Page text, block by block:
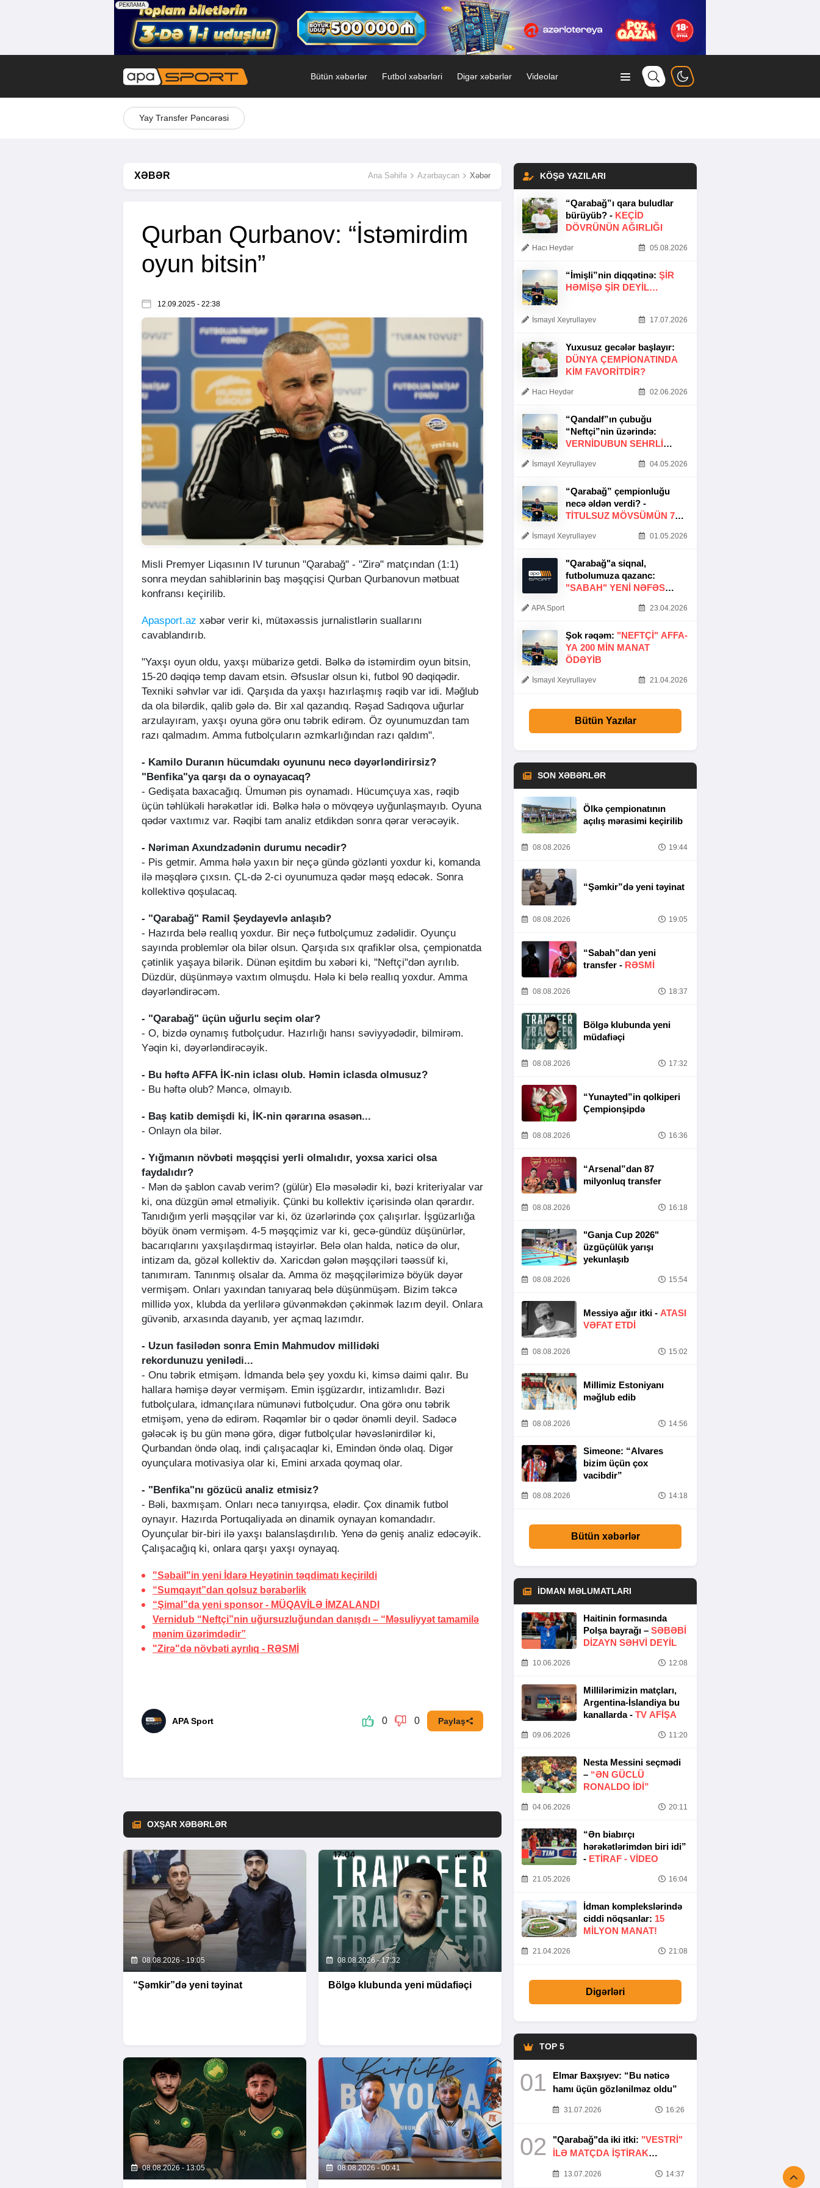
Bütün xəbərlər Futbol xəbərləri Digər xəbərlər Videolar
Yay Transfer Pəncərəsi
XƏBƏR Ana Səhifə Azərbaycan Xəbər
Qurban Qurbanov: “İstəmirdim
oyun bitsin”
12.09.2025 - 22:38
Misli Premyer Liqasının IV turunun "Qarabağ" - "Zirə" matçından (1:1)
sonra meydan sahiblərinin baş məşqçisi Qurban Qurbanovun mətbuat
konfransı keçirilib.
Apasport.az xəbər verir ki, mütəxəssis jurnalistlərin suallarını
cavablandırıb.
"Yaxşı oyun oldu, yaxşı mübarizə getdi. Bəlkə də istəmirdim oyun bitsin,
15-20 dəqiqə temp davam etsin. Əfsuslar olsun ki, futbol 90 dəqiqədir.
Texniki səhvlər var idi. Qarşıda da yaxşı hazırlaşmış rəqib var idi. Məğlub
da ola bilərdik, qalib gələ də. Bir xal qazandıq. Rəşad Sadıqova uğurlar
arzulayıram, yaxşı oyuna görə onu təbrik edirəm. Öz oyunumuzdan tam
razı qalmadım. Amma futbolçuların əzmkarlığından razı qaldım".
- Kamilo Duranın hücumdakı oyununu necə dəyərləndirirsiz?
"Benfika"ya qarşı da o oynayacaq?
- Gedişata baxacağıq. Ümumən pis oynamadı. Hücumçuya xas, rəqib
üçün təhlükəli hərəkətlər idi. Bəlkə hələ o mövqeyə uyğunlaşmayıb. Oyuna
qədər vaxtımız var. Rəqibi tam analiz etdikdən sonra qərar verəcəyik.
- Nəriman Axundzadənin durumu necədir?
- Pis getmir. Amma hələ yaxın bir neçə gündə gözlənti yoxdur ki, komanda
ilə məşqlərə çıxsın. ÇL-də 2-ci oyunumuza qədər məşq edəcək. Sonra
kollektivə qoşulacaq.
- "Qarabağ" Ramil Şeydayevlə anlaşıb?
- Hazırda belə reallıq yoxdur. Bir neçə futbolçumuz zədəlidir. Oyunçu
sayında problemlər ola bilər olsun. Qarşıda sıx qrafiklər olsa, çempionatda
çətinlik yaşaya bilərik. Dünən eşitdim bu xəbəri ki, "Neftçi"dən ayrılıb.
Düzdür, düşünməyə vaxtım olmuşdu. Hələ ki belə reallıq yoxdur. Amma
dəyərləndirəcəm.
- "Qarabağ" üçün uğurlu seçim olar?
- O, bizdə oynamış futbolçudur. Hazırlığı hansı səviyyədədir, bilmirəm.
Yəqin ki, dəyərləndirəcəyik.
- Bu həftə AFFA İK-nin iclası olub. Həmin iclasda olmusuz?
- Bu həftə olub? Məncə, olmayıb.
- Baş katib demişdi ki, İK-nin qərarına əsasən...
- Onlayn ola bilər.
- Yığmanın növbəti məşqçisi yerli olmalıdır, yoxsa xarici olsa
faydalıdır?
- Mən də şablon cavab verim? (gülür) Elə məsələdir ki, bəzi kriteriyalar var
ki, ona düzgün əməl etməliyik. Çünki bu kollektiv içərisində olan qərardır.
Tanıdığım yerli məşqçilər var ki, öz üzərlərində çox çalışırlar. İşgüzarlığa
böyük önəm vermişəm. 4-5 məşqçimiz var ki, gecə-gündüz düşünürlər,
bacarıqlarını yaxşılaşdırmaq istəyirlər. Belə olan halda, nəticə də olur,
intizam da, gözəl kollektiv də. Xaricdən gələn məşqçiləri təəssüf ki,
tanımıram. Tanınmış olsalar da. Amma öz məşqçilərimizə böyük dəyər
vermişəm. Onları yaxından tanıyaraq belə düşünmüşəm. Bizim təkcə
millidə yox, klubda da yerlilərə güvənməkdən çəkinmək lazım deyil. Onlara
güvənib, arxasında dayanıb, yer açmaq lazımdır.
- Uzun fasilədən sonra Emin Mahmudov millidəki
rekordunuzu yenilədi...
- Onu təbrik etmişəm. İdmanda belə şey yoxdu ki, kimsə daimi qalır. Bu
hallara həmişə dəyər vermişəm. Emin işgüzardır, intizamlıdır. Bəzi
futbolçulara, idmançılara nümunəvi futbolçudur. Ona görə onu təbrik
etmişəm, yenə də edirəm. Rəqəmlər bir o qədər önəmli deyil. Sadəcə
gələcək iş bu gün mənə görə, digər futbolçular həvəslənirdilər ki,
Qurbandan öndə olaq, indi çalışacaqlar ki, Emindən öndə olaq. Digər
oyunçulara motivasiya olar ki, Emini arxada qoymaq olar.
- "Benfika"nı gözücü analiz etmisiz?
- Bəli, baxmışam. Onları necə tanıyırqsa, elədir. Çox dinamik futbol
oynayır. Hazırda Portuqaliyada ən dinamik oynayan komandadır.
Oyunçular bir-biri ilə yaxşı balanslaşdırılıb. Yenə də geniş analiz edəcəyik.
Çalışacağıq ki, onlara qarşı yaxşı oynayaq.
"Səbail"in yeni İdarə Heyətinin təqdimatı keçirildi
“Sumqayıt”dan qolsuz bərabərlik
“Şimal”da yeni sponsor - MÜQAVİLƏ İMZALANDI
Vernidub “Neftçi”nin uğursuzluğundan danışdı – “Məsuliyyət tamamilə
mənim üzərimdədir”
"Zirə"də növbəti ayrılıq - RƏSMİ
APA Sport 0 0 Paylaş
OXŞAR XƏBƏRLƏR
08.08.2026 - 19:05
“Şəmkir”də yeni təyinat
08.08.2026 - 17:32
Bölgə klubunda yeni müdafiəçi
08.08.2026 - 13:05 08.08.2026 - 00:41
KÖŞƏ YAZILARI
“Qarabağ”ı qara buludlar
bürüyüb? - KEÇID
DÖVRÜNÜN AĞIRLIĞI
Hacı Heydər 05.08.2026
“İmişli”nin diqqətinə: ŞIR
HƏMIŞƏ ŞIR DEYIL…
İsmayıl Xeyrullayev 17.07.2026
Yuxusuz gecələr başlayır:
DÜNYA ÇEMPIONATINDA
KIM FAVORITDIR?
Hacı Heydər 02.06.2026
“Qandalf”ın çubuğu
“Neftçi”nin üzərində:
VERNİDUBUN SEHRLİ
İsmayıl Xeyrullayev 04.05.2026
“Qarabağ” çempionluğu
necə əldən verdi? -
TITULSUZ MÖVSÜMÜN 7
İsmayıl Xeyrullayev 01.05.2026
"Qarabağ"a siqnal,
futbolumuza qazanc:
"SABAH" YENI NƏFƏS
APA Sport 23.04.2026
Şok rəqəm: "NEFTÇI" AFFA-
YA 200 MIN MANAT
ÖDƏYIB
İsmayıl Xeyrullayev 21.04.2026
Bütün Yazılar
SON XƏBƏRLƏR
Ölkə çempionatının
açılış mərasimi keçirilib
08.08.2026 19:44
“Şəmkir”də yeni təyinat
08.08.2026 19:05
“Sabah”dan yeni
transfer - RƏSMİ
08.08.2026 18:37
Bölgə klubunda yeni
müdafiəçi
08.08.2026 17:32
“Yunayted”in qolkiperi
Çempionşipdə
08.08.2026 16:36
“Arsenal”dan 87
milyonluq transfer
08.08.2026 16:18
"Ganja Cup 2026"
üzgüçülük yarışı
yekunlaşıb
08.08.2026 15:54
Messiyə ağır itki - ATASI
VƏFAT ETDI
08.08.2026 15:02
Millimiz Estoniyanı
məğlub edib
08.08.2026 14:56
Simeone: “Alvares
bizim üçün çox
vacibdir”
08.08.2026 14:18
Bütün xəbərlər
İDMAN MƏLUMATLARI
Haitinin formasında
Polşa bayrağı – SƏBƏBI
DIZAYN SƏHVI DEYIL
10.06.2026 12:08
Millilərimizin matçları,
Argentina-İslandiya bu
kanallarda - TV AFİŞA
09.06.2026 11:20
Nesta Messini seçmədi
– “ƏN GÜCLÜ
RONALDO IDI”
04.06.2026 20:11
“Ən biabırçı
hərəkətlərimdən biri idi”
- ETIRAF - VİDEO
21.05.2026 16:04
İdman komplekslərində
ciddi nöqsanlar: 15
MILYON MANAT!
21.04.2026 21:08
Digərləri
TOP 5
01
Elmar Baxşıyev: “Bu nəticə
hamı üçün gözlənilməz oldu”
31.07.2026 16:26
02 "Qarabağ"da iki itki: "VESTRİ"
İLƏ MATÇDA İŞTİRAK
13.07.2026 14:37